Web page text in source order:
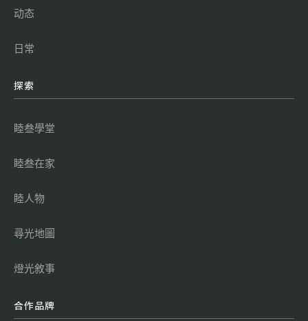
动态
日常
探索
睦叁學堂
睦叁在家
睦人物
尋光地圖
燈光敘事
合作品牌